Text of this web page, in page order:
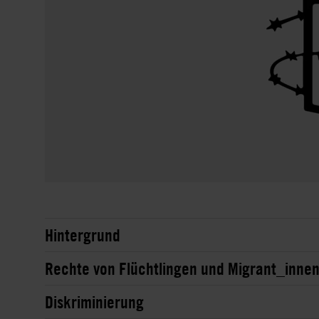
Hintergrund
Rechte von Flüchtlingen und Migrant_innen
Diskriminierung